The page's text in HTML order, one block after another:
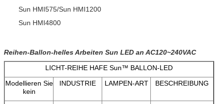
Sun HMI575/Sun HMI1200
Sun HMI4800
Reihen-Ballon-helles Arbeiten Sun LED an AC120~240VAC
LICHT-REIHE HAFE Sun™ BALLON-LED
Modellieren Sie
kein
INDUSTRIE LAMPEN-ART BESCHREIBUNG